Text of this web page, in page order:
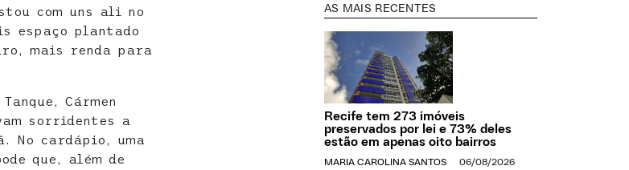
com uns ali no
espaço plantado
mais renda para
Cármen
sorridentes a
No cardápio, uma
que, além de
AS MAIS RECENTES
Recife tem 273 imóveis
preservados por lei e 73% deles
estão em apenas oito bairros
MARIA CAROLINA SANTOS 06/08/2026